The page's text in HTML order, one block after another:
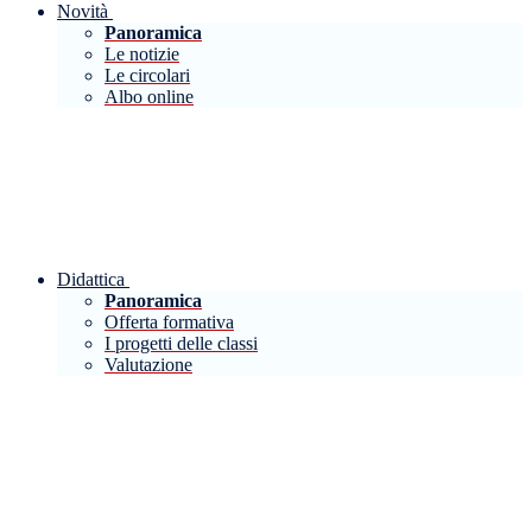
Novità
Panoramica
Le notizie
Le circolari
Albo online
Didattica
Panoramica
Offerta formativa
I progetti delle classi
Valutazione